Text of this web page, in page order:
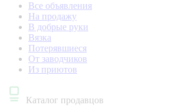
Все объявления
На продажу
В добрые руки
Вязка
Потерявшиеся
От заводчиков
Из приютов
Каталог продавцов